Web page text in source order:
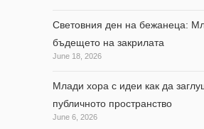
Световния ден на бежанеца:
бъдещето на закрилата
June 18, 2026
Млади хора с идеи как да
публичното пространство
June 6, 2026